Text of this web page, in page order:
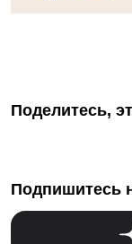
Поделитесь,
Подпишитесь